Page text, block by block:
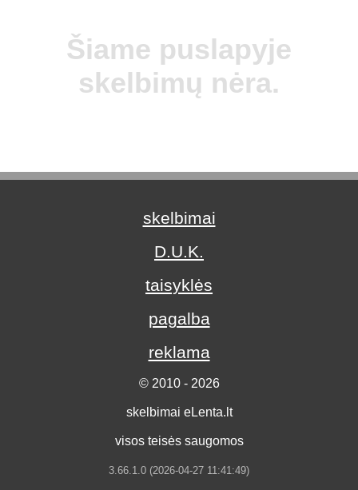
Šiame puslapyje
skelbimų nėra.
skelbimai
D.U.K.
taisyklės
pagalba
reklama
© 2010 - 2026
skelbimai eLenta.lt
visos teisės saugomos
3.66.1.0 (2026-04-27 11:41:49)